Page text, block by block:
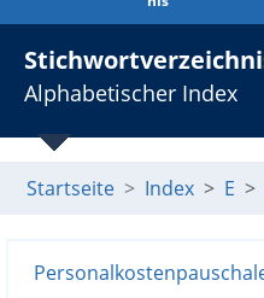
Alphabetischer Index
Startseite Index E